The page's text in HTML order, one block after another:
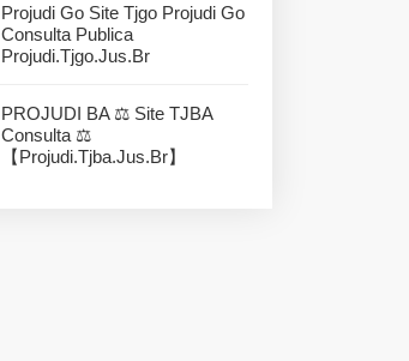
Projudi Go Site Tjgo Projudi Go
Consulta Publica
Projudi.tjgo.jus.br
PROJUDI BA ⚖️ Site TJBA
Consulta ⚖️
【projudi.tjba.jus.br】